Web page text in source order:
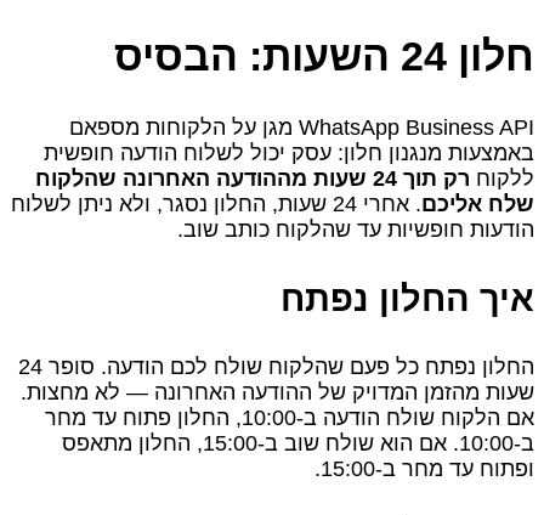
חלון 24 השעות: הבסיס
WhatsApp Business API מגן על הלקוחות מספאם
באמצעות מנגנון חלון: עסק יכול לשלוח הודעה חופשית
ללקוח
רק תוך 24 שעות מההודעה האחרונה שהלקוח
שלח אליכם
. אחרי 24 שעות, החלון נסגר, ולא ניתן לשלוח
הודעות חופשיות עד שהלקוח כותב שוב.
איך החלון נפתח
החלון נפתח כל פעם שהלקוח שולח לכם הודעה. סופר 24
שעות מהזמן המדויק של ההודעה האחרונה — לא מחצות.
אם הלקוח שולח הודעה ב‑10:00, החלון פתוח עד מחר
ב‑10:00. אם הוא שולח שוב ב‑15:00, החלון מתאפס
ופתוח עד מחר ב‑15:00.